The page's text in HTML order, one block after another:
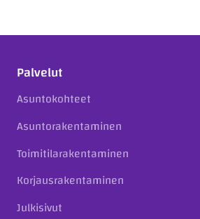
Palvelut
Asuntokohteet
Asuntorakentaminen
Toimitilarakentaminen
Korjausrakentaminen
Julkisivut